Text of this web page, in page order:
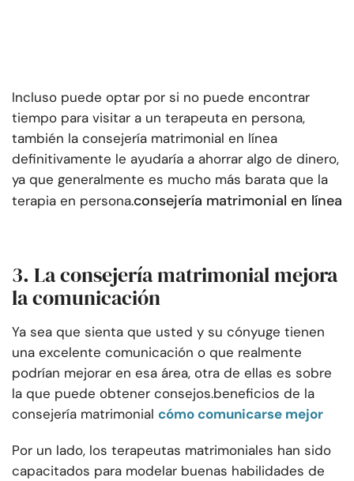
Incluso puede optar por si no puede encontrar
tiempo para visitar a un terapeuta en persona,
también la consejería matrimonial en línea
definitivamente le ayudaría a ahorrar algo de dinero,
ya que generalmente es mucho más barata que la
terapia en persona.consejería matrimonial en línea
3. La consejería matrimonial mejora
la comunicación
Ya sea que sienta que usted y su cónyuge tienen
una excelente comunicación o que realmente
podrían mejorar en esa área, otra de ellas es sobre
la que puede obtener consejos.beneficios de la
consejería matrimonial cómo comunicarse mejor
Por un lado, los terapeutas matrimoniales han sido
capacitados para modelar buenas habilidades de